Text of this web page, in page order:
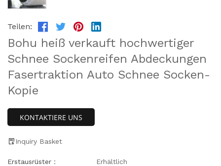
Teilen:
Bohu heiß verkauft hochwertiger
Schnee Sockenreifen Abdeckungen
Fasertraktion Auto Schnee Socken-
Kopie
KONTAKTIERE UNS
Inquiry Basket
Erstausrüster：
Erhältlich